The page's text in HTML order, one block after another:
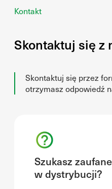
Kontakt
Skontaktuj się z
Skontaktuj się przez
otrzymasz odpowiedź
Szukasz
w dystrybucji?